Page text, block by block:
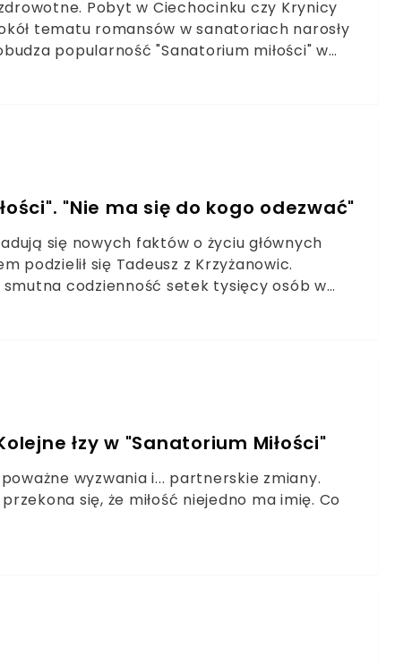
Pobyt w Ciechocinku czy Krynicy
tematu romansów w sanatoriach narosły
popularność "Sanatorium miłości" w
"Nie ma się do kogo odezwać"
się nowych faktów o życiu głównych
podzielił się Tadeusz z Krzyżanowic.
codzienność setek tysięcy osób w
łzy w "Sanatorium Miłości"
wyzwania i... partnerskie zmiany.
się, że miłość niejedno ma imię. Co